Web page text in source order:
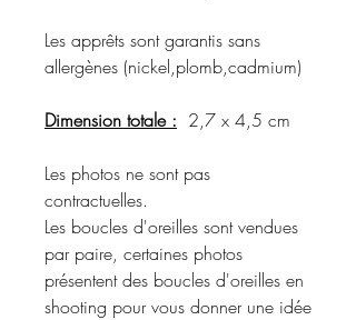
Les apprêts sont garantis sans
allergènes (nickel,plomb,cadmium)
Dimension totale : 2,7 x 4,5 cm
Les photos ne sont pas
contractuelles.
Les boucles d'oreilles sont vendues
par paire, certaines photos
présentent des boucles d'oreilles en
shooting pour vous donner une idée